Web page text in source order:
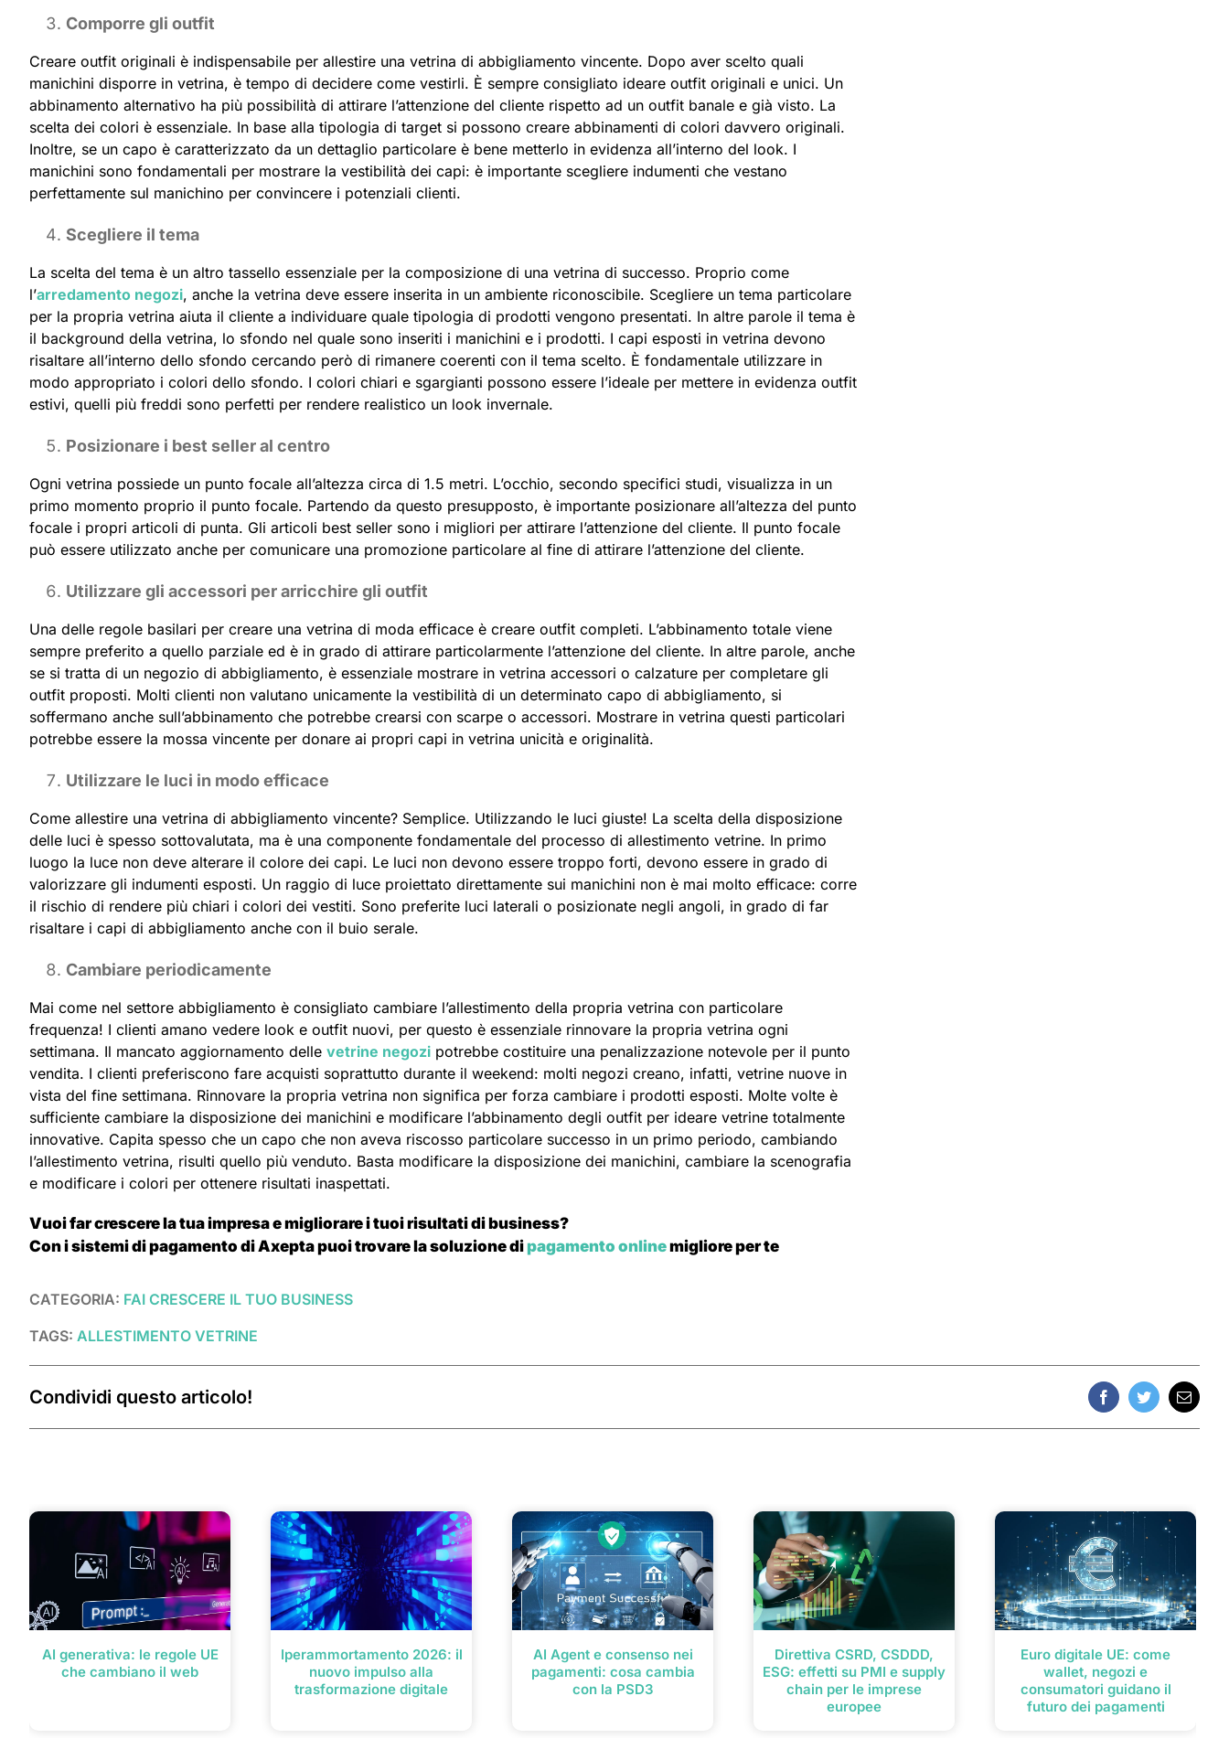
Comporre gli outfit
Creare outfit originali è indispensabile per allestire una vetrina di abbigliamento vincente. Dopo aver scelto quali
manichini disporre in vetrina, è tempo di decidere come vestirli. È sempre consigliato ideare outfit originali e unici. Un
abbinamento alternativo ha più possibilità di attirare l’attenzione del cliente rispetto ad un outfit banale e già visto. La
scelta dei colori è essenziale. In base alla tipologia di target si possono creare abbinamenti di colori davvero originali.
Inoltre, se un capo è caratterizzato da un dettaglio particolare è bene metterlo in evidenza all’interno del look. I
manichini sono fondamentali per mostrare la vestibilità dei capi: è importante scegliere indumenti che vestano
perfettamente sul manichino per convincere i potenziali clienti.
Scegliere il tema
La scelta del tema è un altro tassello essenziale per la composizione di una vetrina di successo. Proprio come
l’arredamento negozi, anche la vetrina deve essere inserita in un ambiente riconoscibile. Scegliere un tema particolare
per la propria vetrina aiuta il cliente a individuare quale tipologia di prodotti vengono presentati. In altre parole il tema è
il background della vetrina, lo sfondo nel quale sono inseriti i manichini e i prodotti. I capi esposti in vetrina devono
risaltare all’interno dello sfondo cercando però di rimanere coerenti con il tema scelto. È fondamentale utilizzare in
modo appropriato i colori dello sfondo. I colori chiari e sgargianti possono essere l’ideale per mettere in evidenza outfit
estivi, quelli più freddi sono perfetti per rendere realistico un look invernale.
Posizionare i best seller al centro
Ogni vetrina possiede un punto focale all’altezza circa di 1.5 metri. L’occhio, secondo specifici studi, visualizza in un
primo momento proprio il punto focale. Partendo da questo presupposto, è importante posizionare all’altezza del punto
focale i propri articoli di punta. Gli articoli best seller sono i migliori per attirare l’attenzione del cliente. Il punto focale
può essere utilizzato anche per comunicare una promozione particolare al fine di attirare l’attenzione del cliente.
Utilizzare gli accessori per arricchire gli outfit
Una delle regole basilari per creare una vetrina di moda efficace è creare outfit completi. L’abbinamento totale viene
sempre preferito a quello parziale ed è in grado di attirare particolarmente l’attenzione del cliente. In altre parole, anche
se si tratta di un negozio di abbigliamento, è essenziale mostrare in vetrina accessori o calzature per completare gli
outfit proposti. Molti clienti non valutano unicamente la vestibilità di un determinato capo di abbigliamento, si
soffermano anche sull’abbinamento che potrebbe crearsi con scarpe o accessori. Mostrare in vetrina questi particolari
potrebbe essere la mossa vincente per donare ai propri capi in vetrina unicità e originalità.
Utilizzare le luci in modo efficace
Come allestire una vetrina di abbigliamento vincente? Semplice. Utilizzando le luci giuste! La scelta della disposizione
delle luci è spesso sottovalutata, ma è una componente fondamentale del processo di allestimento vetrine. In primo
luogo la luce non deve alterare il colore dei capi. Le luci non devono essere troppo forti, devono essere in grado di
valorizzare gli indumenti esposti. Un raggio di luce proiettato direttamente sui manichini non è mai molto efficace: corre
il rischio di rendere più chiari i colori dei vestiti. Sono preferite luci laterali o posizionate negli angoli, in grado di far
risaltare i capi di abbigliamento anche con il buio serale.
Cambiare periodicamente
Mai come nel settore abbigliamento è consigliato cambiare l’allestimento della propria vetrina con particolare
frequenza! I clienti amano vedere look e outfit nuovi, per questo è essenziale rinnovare la propria vetrina ogni
settimana. Il mancato aggiornamento delle vetrine negozi potrebbe costituire una penalizzazione notevole per il punto
vendita. I clienti preferiscono fare acquisti soprattutto durante il weekend: molti negozi creano, infatti, vetrine nuove in
vista del fine settimana. Rinnovare la propria vetrina non significa per forza cambiare i prodotti esposti. Molte volte è
sufficiente cambiare la disposizione dei manichini e modificare l’abbinamento degli outfit per ideare vetrine totalmente
innovative. Capita spesso che un capo che non aveva riscosso particolare successo in un primo periodo, cambiando
l’allestimento vetrina, risulti quello più venduto. Basta modificare la disposizione dei manichini, cambiare la scenografia
e modificare i colori per ottenere risultati inaspettati.
Vuoi far crescere la tua impresa e migliorare i tuoi risultati di business?
Con i sistemi di pagamento di Axepta puoi trovare la soluzione dipagamento onlinemigliore per te
CATEGORIA: FAI CRESCERE IL TUO BUSINESS
TAGS: ALLESTIMENTO VETRINE
Condividi questo articolo! FacebookTwitterEmail
AI generativa: le regole UE
che cambiano il web
Iperammortamento 2026: il
nuovo impulso alla
trasformazione digitale
AI Agent e consenso nei
pagamenti: cosa cambia
con la PSD3
Direttiva CSRD, CSDDD,
ESG: effetti su PMI e supply
chain per le imprese
europee
Euro digitale UE: come
wallet, negozi e
consumatori guidano il
futuro dei pagamenti